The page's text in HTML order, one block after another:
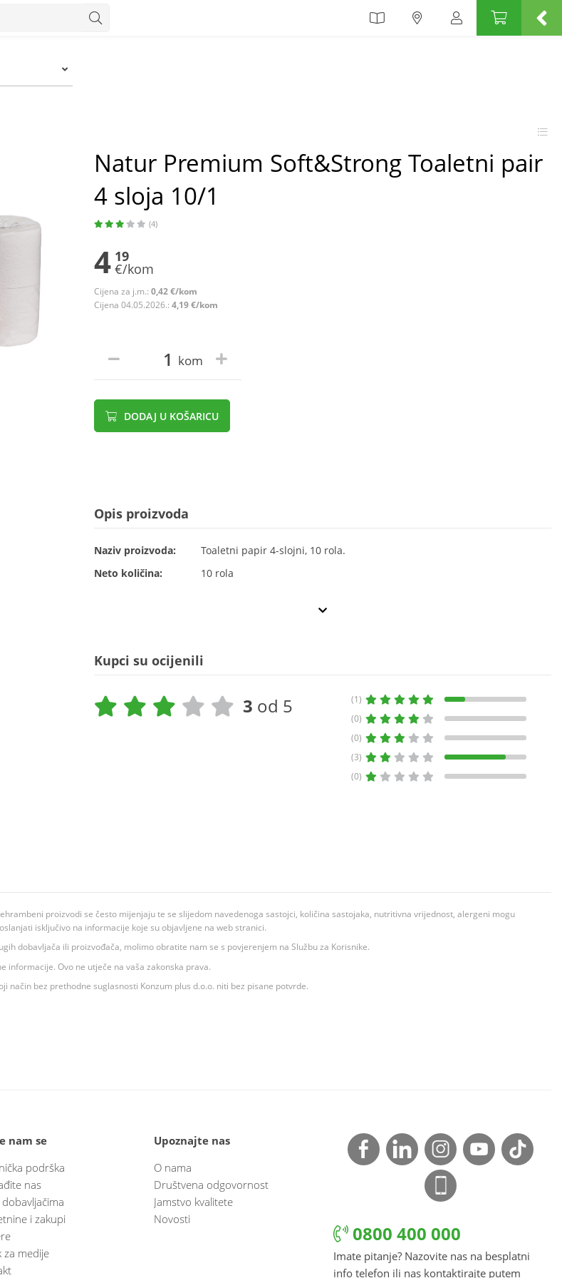
Natur Premium Soft&Strong Toaletni pair
4 sloja 10/1
(4)
4 19
€/kom
Cijena za j.m.: 0,42 €/kom
Cijena 04.05.2026.: 4,19 €/kom
kom
DODAJ U KOŠARICU
Opis proizvoda
Naziv proizvoda:
Toaletni papir 4-slojni, 10 rola.
Neto količina:
10 rola
Kupci su ocijenili
3 od 5
(1)
(0)
(0)
(3)
(0)
proizvodi se često mijenjaju te se slijedom navedenoga sastojci, količina sastojaka, nutritivna vrijednost, alergeni mogu
isključivo na informacije koje su objavljene na web stranici.
dobavljača ili proizvođača, molimo obratite nam se s povjerenjem na Službu za Korisnike.
informacije. Ovo ne utječe na vaša zakonska prava.
bez prethodne suglasnosti Konzum plus d.o.o. niti bez pisane potvrde.
nam se
podrška
nas
dobavljačima
i zakupi
za medije
Upoznajte nas
O nama
Društvena odgovornost
Jamstvo kvalitete
Novosti
0800 400 000
Imate pitanje? Nazovite nas na besplatni
info telefon ili nas kontaktirajte putem